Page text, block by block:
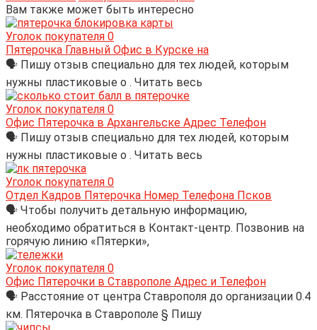
Вам также может быть интересно
Уголок покупателя 0
Пятерочка Главный Офис в Курске на
🗣 Пишу отзыв специально для тех людей, которым
нужны пластиковые о . Читать весь
Уголок покупателя 0
Офис Пятерочка в Архангельске Адрес Телефон
🗣 Пишу отзыв специально для тех людей, которым
нужны пластиковые о . Читать весь
Уголок покупателя 0
Отдел Кадров Пятерочка Номер Телефона Псков
🗣 Чтобы получить детальную информацию,
необходимо обратиться в Контакт-центр. Позвонив на
горячую линию «Пятерки»,
Уголок покупателя 0
Офис Пятерочки в Ставрополе Адрес и Телефон
🗣 Расстояние от центра Ставрополя до организации 0.4
км. Пятерочка в Ставрополе § Пишу